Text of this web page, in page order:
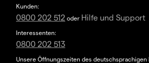
Kunden:
0800 202 512 oder Hilfe und Support
Interessenten:
0800 202 513
Unsere Öffnungszeiten des